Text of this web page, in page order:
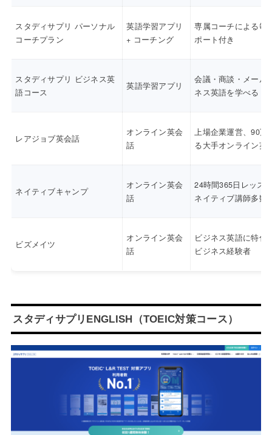
スタディサプリ パーソナル
コーチプラン
英語学習アプリ
+ コーチング
専属コーチによる毎
ポート付き
スタディサプリ ビジネス英
語コース
英語学習アプリ
会議・商談・メール
ネス英語を学べる
レアジョブ英会話
オンライン英会
話
上場企業運営、90万
る大手オンライン英
ネイティブキャンプ
オンライン英会
話
24時間365日レッス
ネイティブ講師多数
ビズメイツ
オンライン英会
話
ビジネス英語に特化
ビジネス経験者
スタディサプリENGLISH（TOEIC対策コース）